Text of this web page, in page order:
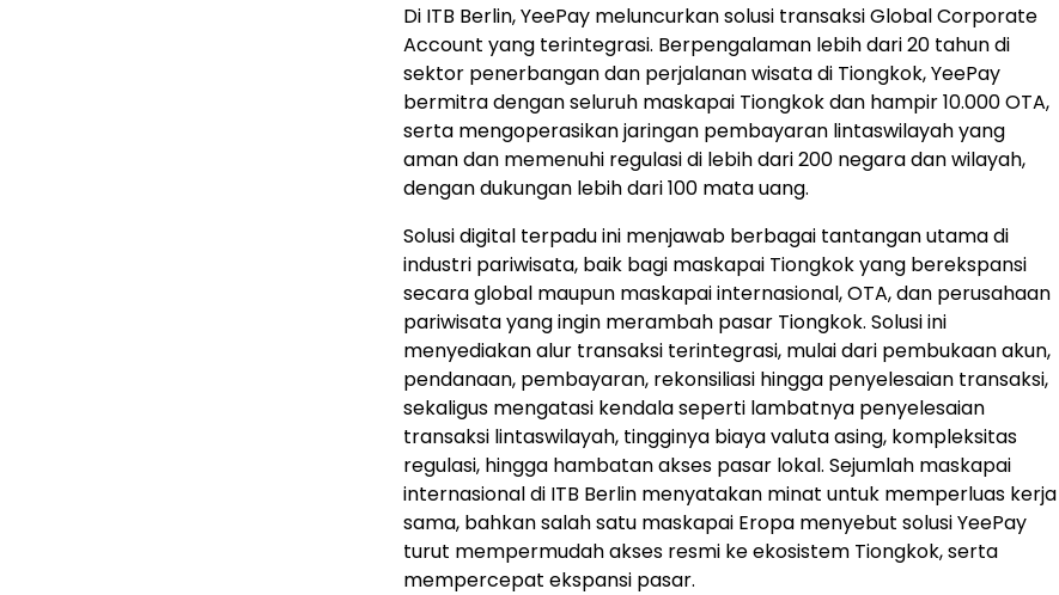
Di ITB Berlin, YeePay meluncurkan solusi transaksi Global Corporate
Account yang terintegrasi. Berpengalaman lebih dari 20 tahun di
sektor penerbangan dan perjalanan wisata di Tiongkok, YeePay
bermitra dengan seluruh maskapai Tiongkok dan hampir 10.000 OTA,
serta mengoperasikan jaringan pembayaran lintaswilayah yang
aman dan memenuhi regulasi di lebih dari 200 negara dan wilayah,
dengan dukungan lebih dari 100 mata uang.
Solusi digital terpadu ini menjawab berbagai tantangan utama di
industri pariwisata, baik bagi maskapai Tiongkok yang berekspansi
secara global maupun maskapai internasional, OTA, dan perusahaan
pariwisata yang ingin merambah pasar Tiongkok. Solusi ini
menyediakan alur transaksi terintegrasi, mulai dari pembukaan akun,
pendanaan, pembayaran, rekonsiliasi hingga penyelesaian transaksi,
sekaligus mengatasi kendala seperti lambatnya penyelesaian
transaksi lintaswilayah, tingginya biaya valuta asing, kompleksitas
regulasi, hingga hambatan akses pasar lokal. Sejumlah maskapai
internasional di ITB Berlin menyatakan minat untuk memperluas kerja
sama, bahkan salah satu maskapai Eropa menyebut solusi YeePay
turut mempermudah akses resmi ke ekosistem Tiongkok, serta
mempercepat ekspansi pasar.